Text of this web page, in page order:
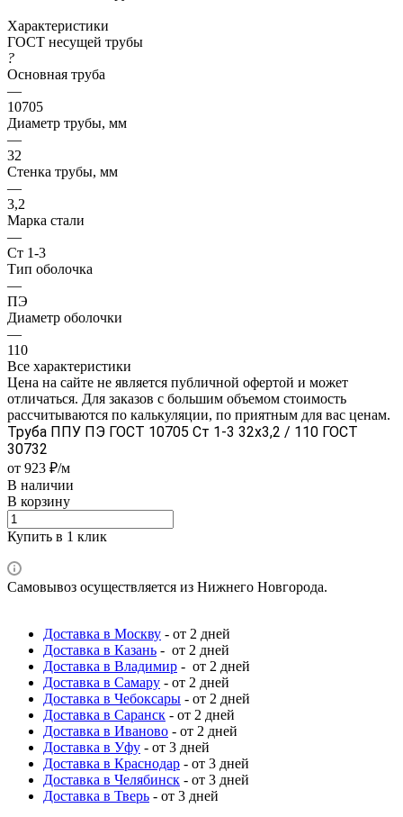
Характеристики
ГОСТ несущей трубы
?
Основная труба
—
10705
Диаметр трубы, мм
—
32
Стенка трубы, мм
—
3,2
Марка стали
—
Ст 1-3
Тип оболочка
—
ПЭ
Диаметр оболочки
—
110
Все характеристики
Цена на сайте не является публичной офертой и может
отличаться. Для заказов с большим объемом стоимость
рассчитываются по калькуляции, по приятным для вас ценам.
Труба ППУ ПЭ ГОСТ 10705 Ст 1-3 32x3,2 / 110 ГОСТ
30732
от 923 ₽/м
В наличии
В корзину
Купить в 1 клик
Самовывоз осуществляется из Нижнего Новгорода.
Доставка в Москву - от 2 дней
Доставка в Казань - от 2 дней
Доставка в Владимир - от 2 дней
Доставка в Самару - от 2 дней
Доставка в Чебоксары - от 2 дней
Доставка в Саранск - от 2 дней
Доставка в Иваново - от 2 дней
Доставка в Уфу - от 3 дней
Доставка в Краснодар - от 3 дней
Доставка в Челябинск - от 3 дней
Доставка в Тверь - от 3 дней